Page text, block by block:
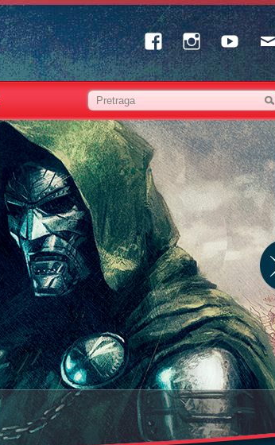
Facebook InstagramYoutube